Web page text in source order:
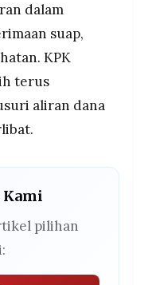
dalam
suap,
KPK
terus
aliran dana
pilihan